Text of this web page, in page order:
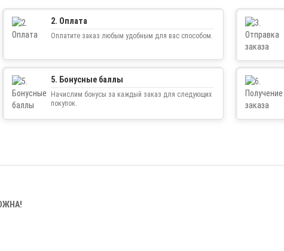
2. Оплата
Оплатите заказ любым удобным для вас способом.
5. Бонусные баллы
Начислим бонусы за каждый заказ для следующих
покупок.